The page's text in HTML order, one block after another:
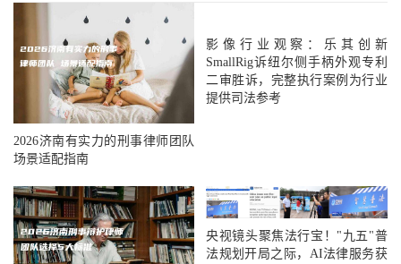
2026济南有实力的刑事律师团队
场景适配指南
影像行业观察：乐其创新
SmallRig诉纽尔侧手柄外观专利
二审胜诉，完整执行案例为行业
提供司法参考
央视镜头聚焦法行宝！"九五"普
法规划开局之际，AI法律服务获